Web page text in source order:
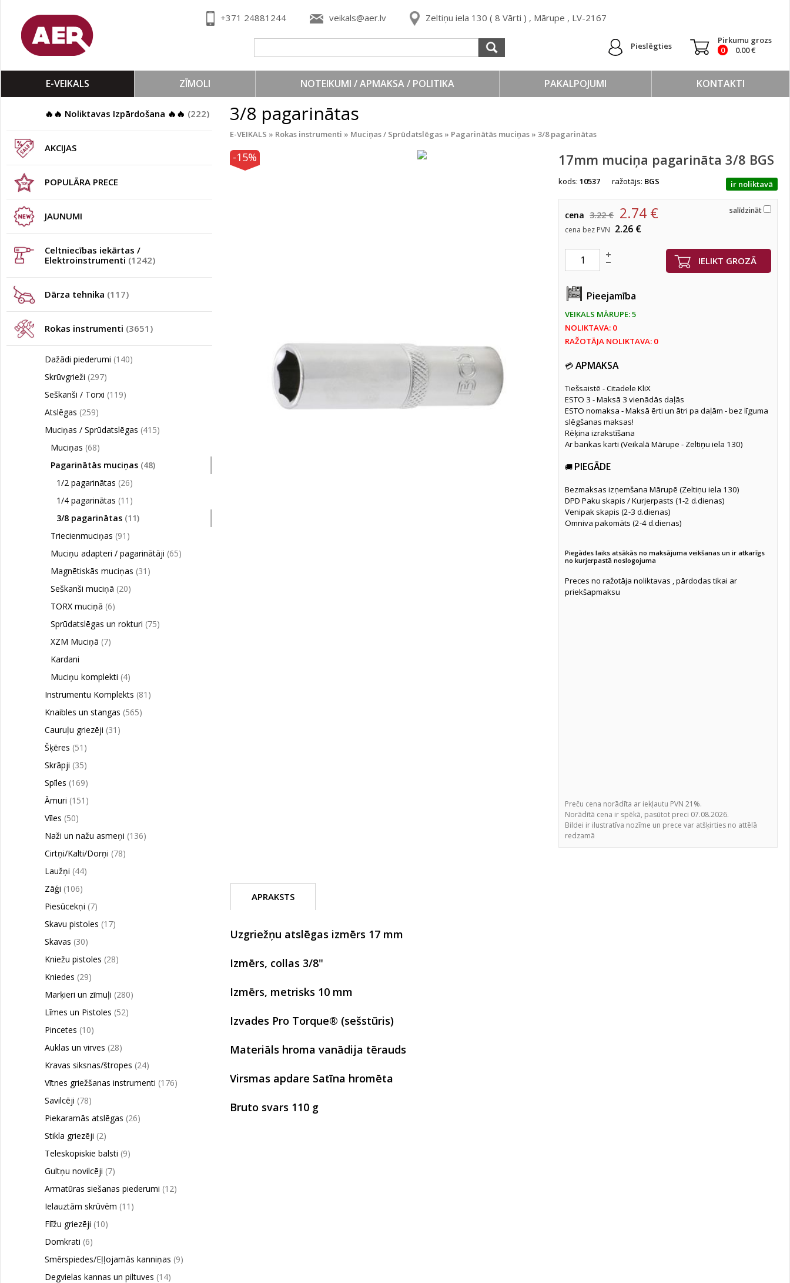
+371 24881244 veikals@aer.lv Zeltiņu iela 130 ( 8 Vārti ) , Mārupe , LV-2167
Pieslēgties
Pirkumu grozs
0
0.00€
E-VEIKALS ZĪMOLI NOTEIKUMI / APMAKSA / POLITIKA PAKALPOJUMI KONTAKTI
🔥🔥 Noliktavas Izpārdošana 🔥🔥 (222)
AKCIJAS
POPULĀRA PRECE
JAUNUMI
Celtniecības iekārtas /
Elektroinstrumenti (1242)
Dārza tehnika (117)
Rokas instrumenti (3651)
Dažādi piederumi (140)
Skrūvgrieži (297)
Seškanši / Torxi (119)
Atslēgas (259)
Muciņas / Sprūdatslēgas (415)
Muciņas (68)
Pagarinātās muciņas (48)
1/2 pagarinātas (26)
1/4 pagarinātas (11)
3/8 pagarinātas (11)
Triecienmuciņas (91)
Muciņu adapteri / pagarinātāji (65)
Magnētiskās muciņas (31)
Seškanši muciņā (20)
TORX muciņā (6)
Sprūdatslēgas un rokturi (75)
XZM Muciņā (7)
Kardani
Muciņu komplekti (4)
Instrumentu Komplekts (81)
Knaibles un stangas (565)
Cauruļu griezēji (31)
Šķēres (51)
Skrāpji (35)
Spīles (169)
Āmuri (151)
Vīles (50)
Naži un nažu asmeņi (136)
Cirtņi/Kalti/Dorņi (78)
Laužņi (44)
Zāģi (106)
Piesūcekņi (7)
Skavu pistoles (17)
Skavas (30)
Kniežu pistoles (28)
Kniedes (29)
Marķieri un zīmuļi (280)
Līmes un Pistoles (52)
Pincetes (10)
Auklas un virves (28)
Kravas siksnas/štropes (24)
Vītnes griežšanas instrumenti (176)
Savilcēji (78)
Piekaramās atslēgas (26)
Stikla griezēji (2)
Teleskopiskie balsti (9)
Gultņu novilcēji (7)
Armatūras siešanas piederumi (12)
Ielauztām skrūvēm (11)
Flīžu griezēji (10)
Domkrati (6)
Smērspiedes/Eļļojamās kanniņas (9)
Degvielas kannas un piltuves (14)
3/8 pagarinātas
E-VEIKALS » Rokas instrumenti » Muciņas / Sprūdatslēgas » Pagarinātās muciņas » 3/8 pagarinātas
17mm muciņa pagarināta 3/8 BGS
kods:10537 ražotājs: BGS ir noliktavā
salīdzināt
cena 3.22 € 2.74 €
cena bez PVN 2.26 €
IELIKT GROZĀ
Pieejamība
VEIKALS MĀRUPE: 5
NOLIKTAVA: 0
RAŽOTĀJA NOLIKTAVA: 0
💳 APMAKSA
Tiešsaistē - Citadele KliX
ESTO 3 - Maksā 3 vienādās daļās
ESTO nomaksa - Maksā ērti un ātri pa daļām - bez līguma
slēgšanas maksas!
Rēķina izrakstīšana
Ar bankas karti (Veikalā Mārupe - Zeltiņu iela 130)
🚚 PIEGĀDE
Bezmaksas izņemšana Mārupē (Zeltiņu iela 130)
DPD Paku skapis / Kurjerpasts (1-2 d.dienas)
Venipak skapis (2-3 d.dienas)
Omniva pakomāts (2-4 d.dienas)
Piegādes laiks atsākās no maksājuma veikšanas un ir atkarīgs
no kurjerpastā noslogojuma
Preces no ražotāja noliktavas , pārdodas tikai ar
priekšapmaksu
Preču cena norādīta ar iekļautu PVN 21%.
Norādītā cena ir spēkā, pasūtot preci 07.08.2026.
Bildei ir ilustratīva nozīme un prece var atšķirties no attēlā
redzamā
-15%
APRAKSTS
Uzgriežņu atslēgas izmērs 17 mm
Izmērs, collas 3/8"
Izmērs, metrisks 10 mm
Izvades Pro Torque® (sešstūris)
Materiāls hroma vanādija tērauds
Virsmas apdare Satīna hromēta
Bruto svars 110 g